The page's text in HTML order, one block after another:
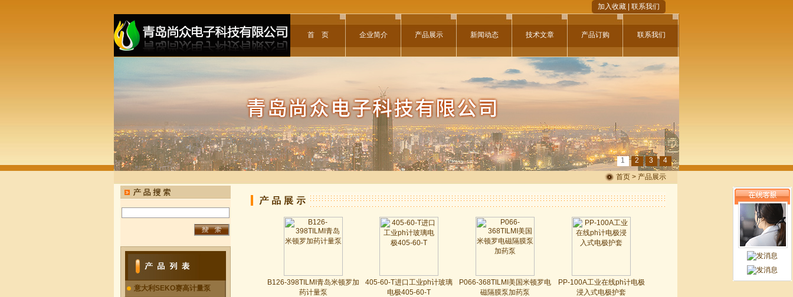
加入收藏 联系我们
首 页 企业简介 产品展示 新闻动态 技术文章 产品订购 联系我们
1 2 3 4
意大利SEKO赛高计量泵
首页 > 产品展示
B126-398TILMI青岛米顿罗加
药计量泵
405-60-T进口工业ph计玻璃
电极405-60-T
P066-368TILMI美国米顿罗电
磁隔膜泵加药泵
PP-100A工业在线ph计电极
浸入式电极护套